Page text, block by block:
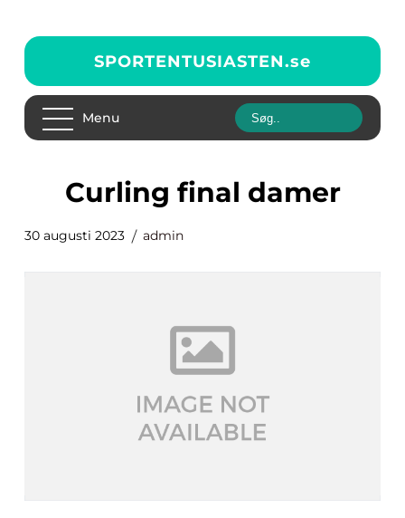
SPORTENTUSIASTEN.se
Menu
curling final damer
30 augusti 2023 admin